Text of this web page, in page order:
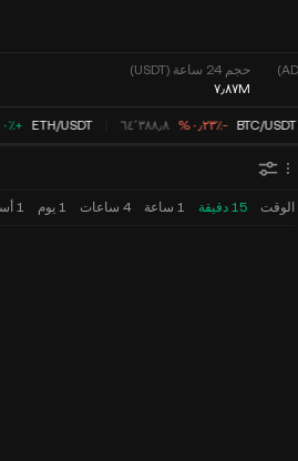
حجم 24 ساعة (USDT)
٧٫٨٧M
BTC/USDT ‮-‭٠٫٢٣٪؜‬%‬ ٦٤٬٣٨٨٫٨ ETH/USDT ‮+‭٠٫١٠٪؜‬%‬
الوقت 15 دقيقة 1 ساعة 4 ساعات 1 يوم 1 أسبوع